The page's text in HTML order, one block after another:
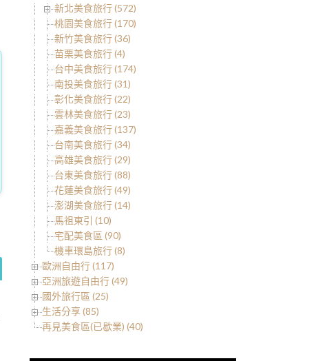
新北美食旅行 (572)
桃園美食旅行 (170)
新竹美食旅行 (36)
苗栗美食旅行 (4)
台中美食旅行 (174)
南投美食旅行 (31)
彰化美食旅行 (22)
雲林美食旅行 (23)
嘉義美食旅行 (137)
台南美食旅行 (34)
高雄美食旅行 (29)
台東美食旅行 (88)
花蓮美食旅行 (49)
澎湖美食旅行 (14)
馬祖東引 (10)
宅配美食區 (90)
機車環島旅行 (8)
歐洲自由行 (117)
亞洲旅遊自由行 (49)
國外旅行區 (25)
生活分享 (85)
再見美食區(已歇業) (40)